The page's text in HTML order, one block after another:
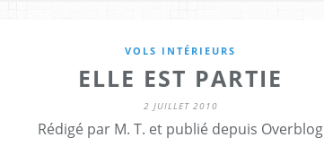
VOLS INTÉRIEURS
ELLE EST PARTIE
2 JUILLET 2010
Rédigé par M. T. et publié depuis Overblog